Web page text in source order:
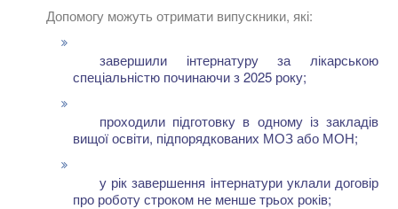
Допомогу можуть отримати випускники, які:
завершили інтернатуру за лікарською
спеціальністю починаючи з 2025 року;
проходили підготовку в одному із закладів
вищої освіти, підпорядкованих МОЗ або МОН;
у рік завершення інтернатури уклали договір
про роботу строком не менше трьох років;